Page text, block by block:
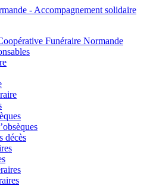
Funéraire Normande
décès